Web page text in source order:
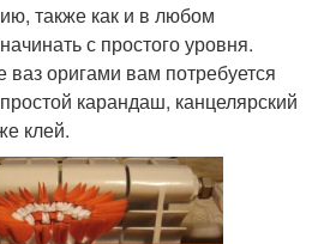
также как и в любом
с простого уровня.
оригами вам потребуется
карандаш, канцелярский
клей.